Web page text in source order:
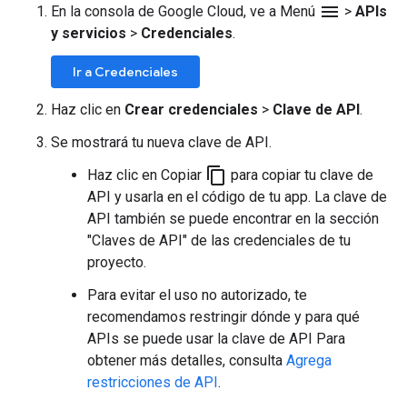
En la consola de Google Cloud, ve a Menú menu > APIs
y servicios > Credenciales.
Ir a Credenciales
Haz clic en Crear credenciales > Clave de API.
Se mostrará tu nueva clave de API.
Haz clic en Copiar content_copy para copiar tu clave de
API y usarla en el código de tu app. La clave de
API también se puede encontrar en la sección
"Claves de API" de las credenciales de tu
proyecto.
Para evitar el uso no autorizado, te
recomendamos restringir dónde y para qué
APIs se puede usar la clave de API Para
obtener más detalles, consulta Agrega
restricciones de API.